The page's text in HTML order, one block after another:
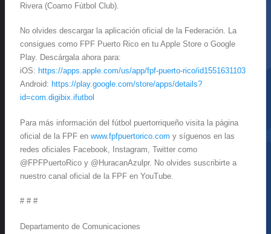
Rivera (Coamo Fútbol Club).
No olvides descargar la aplicación oficial de la Federación. La
consigues como FPF Puerto Rico en tu Apple Store o Google
Play. Descárgala ahora para:
iOS: https://apps.apple.com/us/app/fpf-puerto-rico/id1551631103
Android: https://play.google.com/store/apps/details?
id=com.digibix.ifutbol
Para más información del fútbol puertorriqueño visita la página
oficial de la FPF en www.fpfpuertorico.com y síguenos en las
redes oficiales Facebook, Instagram, Twitter como
@FPFPuertoRico y @HuracanAzulpr. No olvides suscribirte a
nuestro canal oficial de la FPF en YouTube.
# # #
Departamento de Comunicaciones